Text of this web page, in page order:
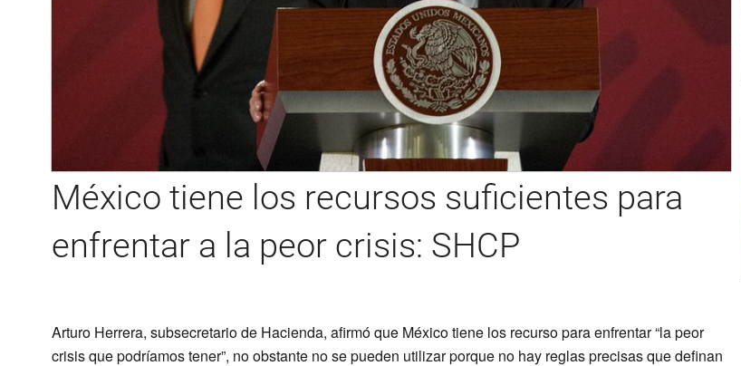
México tiene los recursos suficientes para
enfrentar a la peor crisis: SHCP
Arturo Herrera, subsecretario de Hacienda, afirmó que México tiene los recurso para enfrentar “la peor
crisis que podríamos tener”, no obstante no se pueden utilizar porque no hay reglas precisas que definan